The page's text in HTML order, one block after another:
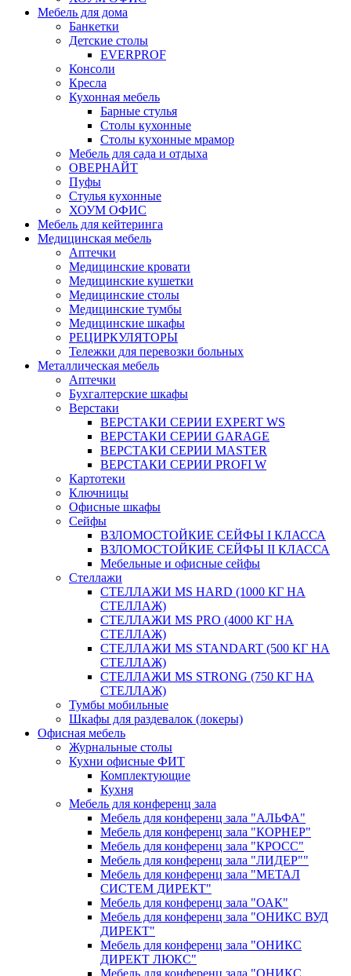
Мебель для дома
Банкетки
Детские столы
EVERPROF
Консоли
Кресла
Кухонная мебель
Барные стулья
Столы кухонные
Столы кухонные мрамор
Мебель для сада и отдыха
ОВЕРНАЙТ
Пуфы
Стулья кухонные
ХОУМ ОФИС
Мебель для кейтеринга
Медицинская мебель
Аптечки
Медицинские кровати
Медицинские кушетки
Медицинские столы
Медицинские тумбы
Медицинские шкафы
РЕЦИРКУЛЯТОРЫ
Тележки для перевозки больных
Металлическая мебель
Аптечки
Бухгалтерские шкафы
Верстаки
ВЕРСТАКИ СЕРИИ EXPERT WS
ВЕРСТАКИ СЕРИИ GARAGE
ВЕРСТАКИ СЕРИИ MASTER
ВЕРСТАКИ СЕРИИ PROFI W
Картотеки
Ключницы
Офисные шкафы
Сейфы
ВЗЛОМОСТОЙКИЕ СЕЙФЫ I КЛАССА
ВЗЛОМОСТОЙКИЕ СЕЙФЫ II КЛАССА
Мебельные и офисные сейфы
Стеллажи
СТЕЛЛАЖИ MS HARD (1000 КГ НА
СТЕЛЛАЖ)
СТЕЛЛАЖИ MS PRO (4000 КГ НА
СТЕЛЛАЖ)
СТЕЛЛАЖИ MS STANDART (500 КГ НА
СТЕЛЛАЖ)
СТЕЛЛАЖИ MS STRONG (750 КГ НА
СТЕЛЛАЖ)
Тумбы мобильные
Шкафы для раздевалок (локеры)
Офисная мебель
Журнальные столы
Кухни офисные ФИТ
Комплектующие
Кухня
Мебель для конференц зала
Мебель для конференц зала "АЛЬФА"
Мебель для конференц зала "КОРНЕР"
Мебель для конференц зала "КРОСС"
Мебель для конференц зала "ЛИДЕР""
Мебель для конференц зала "МЕТАЛ
СИСТЕМ ДИРЕКТ"
Мебель для конференц зала "ОАК"
Мебель для конференц зала "ОНИКС ВУД
ДИРЕКТ"
Мебель для конференц зала "ОНИКС
ДИРЕКТ ЛЮКС"